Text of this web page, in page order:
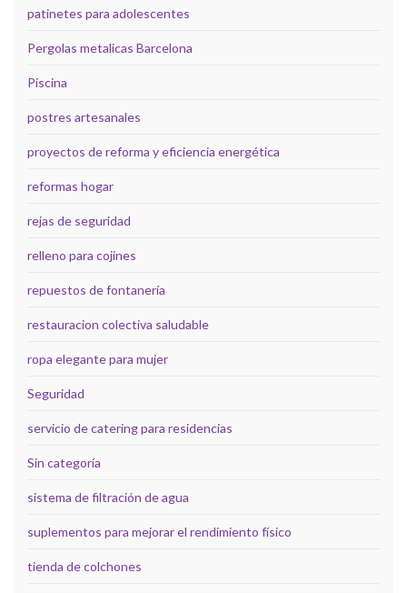
patinetes para adolescentes
Pergolas metalicas Barcelona
Piscina
postres artesanales
proyectos de reforma y eficiencia energética
reformas hogar
rejas de seguridad
relleno para cojines
repuestos de fontanería
restauracion colectiva saludable
ropa elegante para mujer
Seguridad
servicio de catering para residencias
Sin categoría
sistema de filtración de agua
suplementos para mejorar el rendimiento físico
tienda de colchones